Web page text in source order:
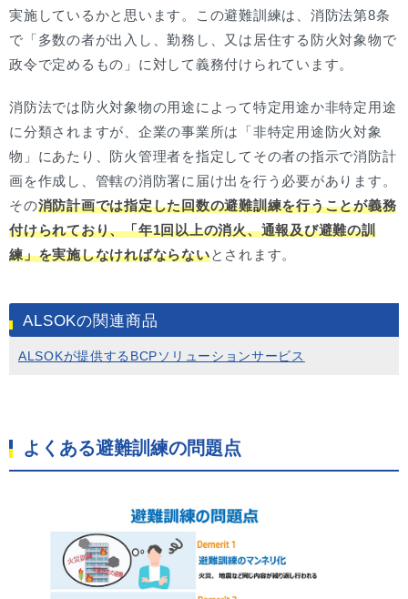
実施しているかと思います。この避難訓練は、消防法第8条
で「多数の者が出入し、勤務し、又は居住する防火対象物で
政令で定めるもの」に対して義務付けられています。
消防法では防火対象物の用途によって特定用途か非特定用途
に分類されますが、企業の事業所は「非特定用途防火対象
物」にあたり、防火管理者を指定してその者の指示で消防計
画を作成し、管轄の消防署に届け出を行う必要があります。
その消防計画では指定した回数の避難訓練を行うことが義務
付けられており、「年1回以上の消火、通報及び避難の訓
練」を実施しなければならないとされます。
ALSOKの関連商品
ALSOKが提供するBCPソリューションサービス
よくある避難訓練の問題点